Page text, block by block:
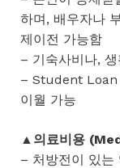
하며, 배우자나
제이전 가능함
– 기숙사비나,
– Student Loan
이월 가능
▲의료비용
– 처방전이 있는